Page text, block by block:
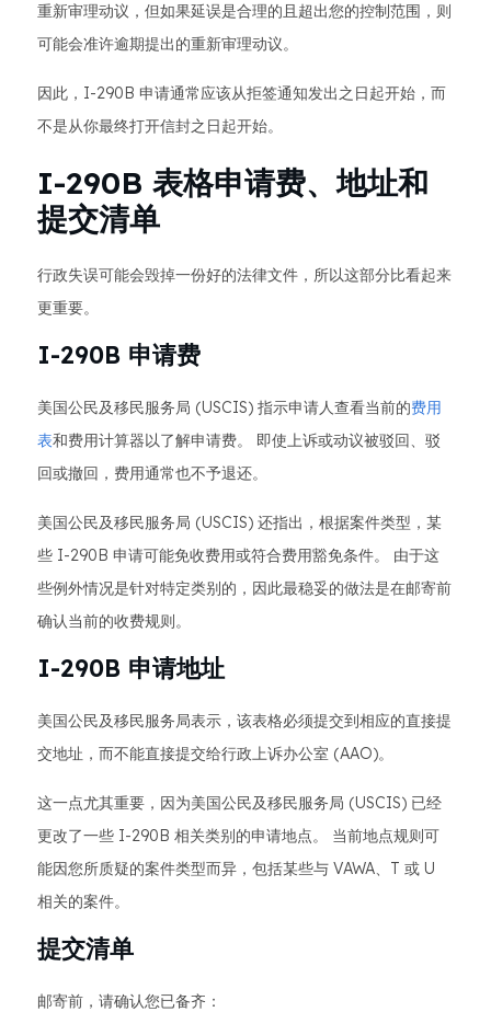
重新审理动议，但如果延误是合理的且超出您的控制范围，则
可能会准许逾期提出的重新审理动议。
因此，I-290B 申请通常应该从拒签通知发出之日起开始，而
不是从你最终打开信封之日起开始。
I-290B 表格申请费、地址和
提交清单
行政失误可能会毁掉一份好的法律文件，所以这部分比看起来
更重要。
I-290B 申请费
美国公民及移民服务局 (USCIS) 指示申请人查看当前的费用
表和费用计算器以了解申请费。 即使上诉或动议被驳回、驳
回或撤回，费用通常也不予退还。
美国公民及移民服务局 (USCIS) 还指出，根据案件类型，某
些 I-290B 申请可能免收费用或符合费用豁免条件。 由于这
些例外情况是针对特定类别的，因此最稳妥的做法是在邮寄前
确认当前的收费规则。
I-290B 申请地址
美国公民及移民服务局表示，该表格必须提交到相应的直接提
交地址，而不能直接提交给行政上诉办公室 (AAO)。
这一点尤其重要，因为美国公民及移民服务局 (USCIS) 已经
更改了一些 I-290B 相关类别的申请地点。 当前地点规则可
能因您所质疑的案件类型而异，包括某些与 VAWA、T 或 U
相关的案件。
提交清单
邮寄前，请确认您已备齐：